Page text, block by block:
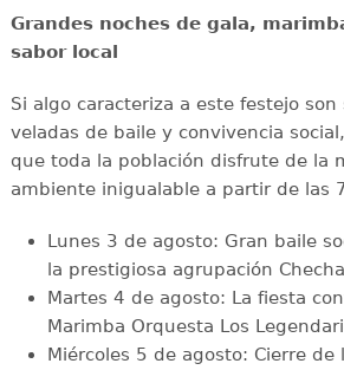
Grandes noches de gala,
sabor local
Si algo caracteriza a este festejo son
veladas de baile y convivencia
que toda la población disfrute de la
ambiente inigualable a partir de las
Lunes 3 de agosto: Gran baile
la prestigiosa agrupación
Martes 4 de agosto: La fiesta
Marimba Orquesta Los
Miércoles 5 de agosto: Cierre de